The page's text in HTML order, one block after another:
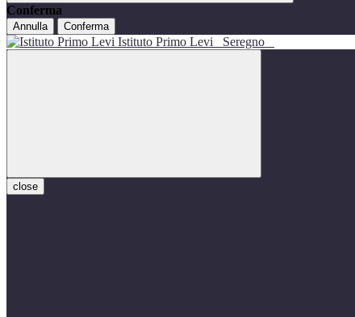
Conferma
Annulla Conferma
Istituto Primo Levi Seregno
close